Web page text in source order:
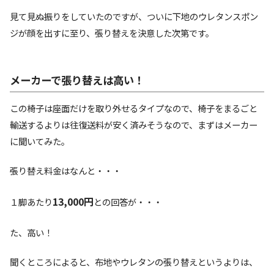
見て見ぬ振りをしていたのですが、ついに下地のウレタンスポン
ジが顔を出すに至り、張り替えを決意した次第です。
メーカーで張り替えは高い！
この椅子は座面だけを取り外せるタイプなので、椅子をまるごと
輸送するよりは往復送料が安く済みそうなので、まずはメーカー
に聞いてみた。
張り替え料金はなんと・・・
１脚あたり13,000円との回答が・・・
た、高い！
聞くところによると、布地やウレタンの張り替えというよりは、